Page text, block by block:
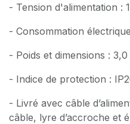
- Tension d'alimentation :
- Consommation
- Poids et dimensions :
- Indice de protection :
- Livré avec câble
câble, lyre d’accroche et